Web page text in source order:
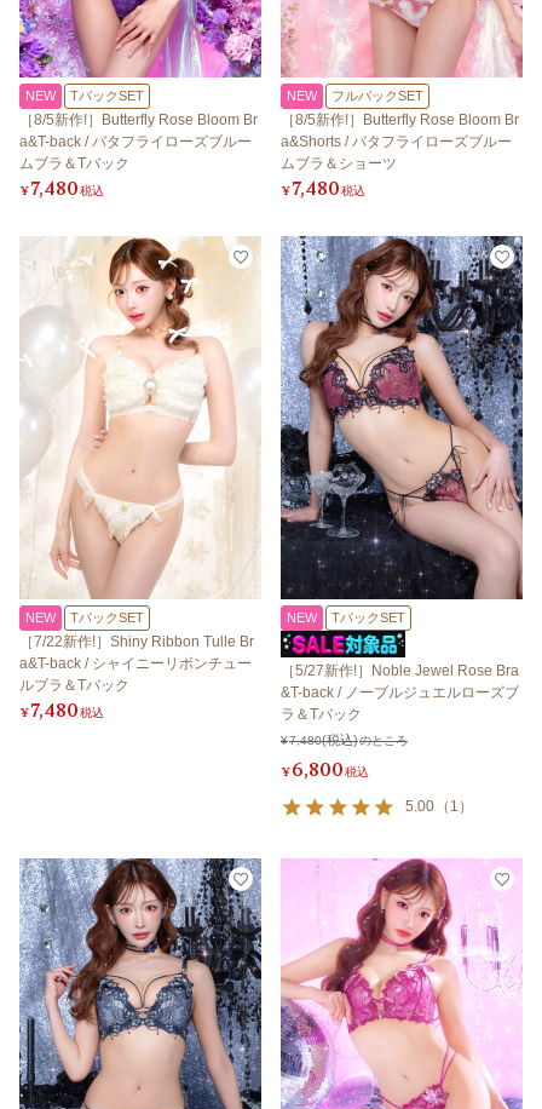
NEW TバックSET
［8/5新作!］Butterfly Rose Bloom Br
a&T-back / バタフライローズブルー
ムブラ＆Tバック
¥7,480税込
NEW フルバックSET
［8/5新作!］Butterfly Rose Bloom Br
a&Shorts / バタフライローズブルー
ムブラ＆ショーツ
¥7,480税込
NEW TバックSET
［7/22新作!］Shiny Ribbon Tulle Br
a&T-back / シャイニーリボンチュー
ルブラ＆Tバック
¥7,480税込
NEW TバックSET
［5/27新作!］Noble Jewel Rose Bra
&T-back / ノーブルジュエルローズブ
ラ＆Tバック
¥7,480 のところ
¥6,800税込
5.00 （ 1 ）